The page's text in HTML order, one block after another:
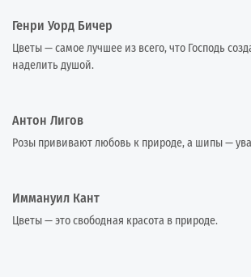
Генри Уорд Бичер
Цветы — самое лучшее из всего, что Господь
наделить душой.
Антон Лигов
Розы прививают любовь к природе, а шипы —
Иммануил Кант
Цветы — это свободная красота в природе.